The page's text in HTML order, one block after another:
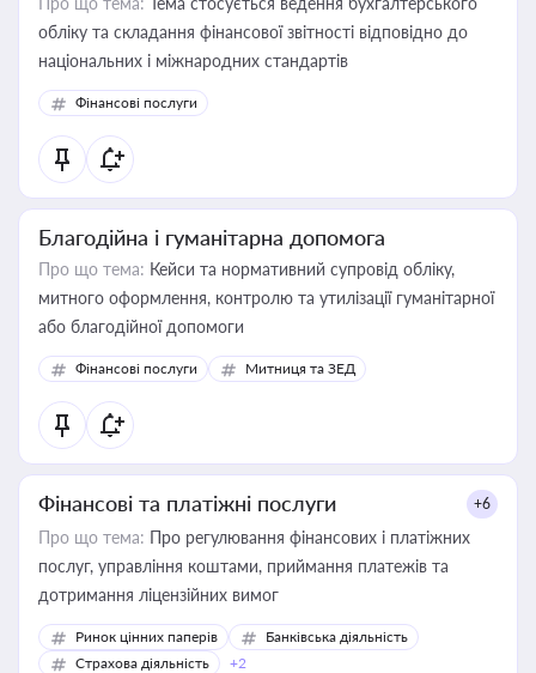
обліку та складання фінансової звітності відповідно до
національних і міжнародних стандартів
Фінансові послуги
Благодійна і гуманітарна допомога
Про що тема: Кейси та нормативний супровід обліку,
митного оформлення, контролю та утилізації гуманітарної
або благодійної допомоги
Фінансові послуги Митниця та ЗЕД
Фінансові та платіжні послуги +6
Про що тема: Про регулювання фінансових і платіжних
послуг, управління коштами, приймання платежів та
дотримання ліцензійних вимог
Ринок цінних паперів
Банківська діяльність
Страхова діяльність
+2